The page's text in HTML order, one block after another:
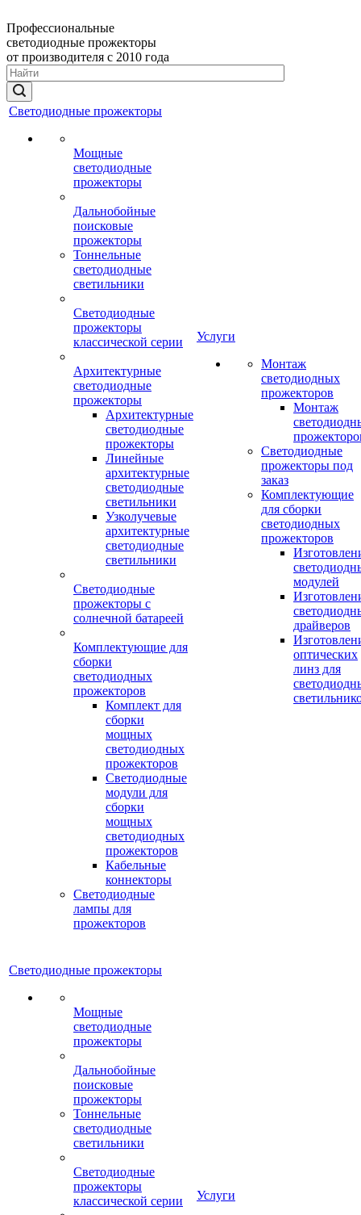
Профессиональные
светодиодные прожекторы
от производителя с 2010 года
Светодиодные прожекторы
Мощные
светодиодные
прожекторы
Дальнобойные
поисковые
прожекторы
Тоннельные
светодиодные
светильники
Светодиодные
прожекторы
классической серии
Архитектурные
светодиодные
прожекторы
Архитектурные
светодиодные
прожекторы
Линейные
архитектурные
светодиодные
светильники
Узколучевые
архитектурные
светодиодные
светильники
Светодиодные
прожекторы с
солнечной батареей
Комплектующие для
сборки
светодиодных
прожекторов
Комплект для
сборки
мощных
светодиодных
прожекторов
Светодиодные
модули для
сборки
мощных
светодиодных
прожекторов
Кабельные
коннекторы
Светодиодные
лампы для
прожекторов
Услуги
Монтаж
светодиодных
прожекторов
Монтаж
Светодиодные
прожекторы под
заказ
Комплектующие
для сборки
светодиодных
прожекторов
модулей
драйверов
оптических
линз для
Светодиодные прожекторы
Мощные
светодиодные
прожекторы
Дальнобойные
поисковые
прожекторы
Тоннельные
светодиодные
светильники
Светодиодные
прожекторы
классической серии
Услуги